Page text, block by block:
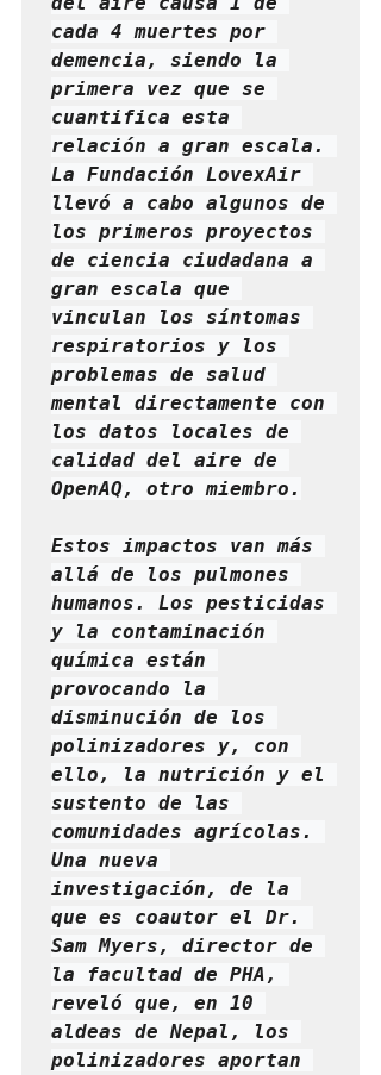
cada 4 muertes por
demencia, siendo la
primera vez que se
cuantifica esta
relación a gran escala.
La Fundación LovexAir
llevó a cabo algunos de
los primeros proyectos
de ciencia ciudadana a
gran escala que
vinculan los síntomas
respiratorios y los
problemas de salud
mental directamente con
los datos locales de
calidad del aire de
OpenAQ, otro miembro.
Estos impactos van más
allá de los pulmones
humanos. Los pesticidas
y la contaminación
química están
provocando la
disminución de los
polinizadores y, con
ello, la nutrición y el
sustento de las
comunidades agrícolas.
Una nueva
investigación, de la
que es coautor el Dr.
Sam Myers, director de
la facultad de PHA,
reveló que, en 10
aldeas de Nepal, los
polinizadores aportan